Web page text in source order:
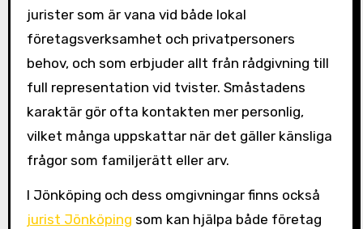
jurister som är vana vid både lokal
företagsverksamhet och privatpersoners
behov, och som erbjuder allt från rådgivning till
full representation vid tvister. Småstadens
karaktär gör ofta kontakten mer personlig,
vilket många uppskattar när det gäller känsliga
frågor som familjerätt eller arv.
I Jönköping och dess omgivningar finns också
jurist Jönköping som kan hjälpa både företag